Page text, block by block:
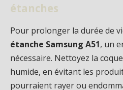
étanches
Pour prolonger la durée de
étanche Samsung A51, un
nécessaire. Nettoyez la
humide, en évitant les
pourraient rayer ou